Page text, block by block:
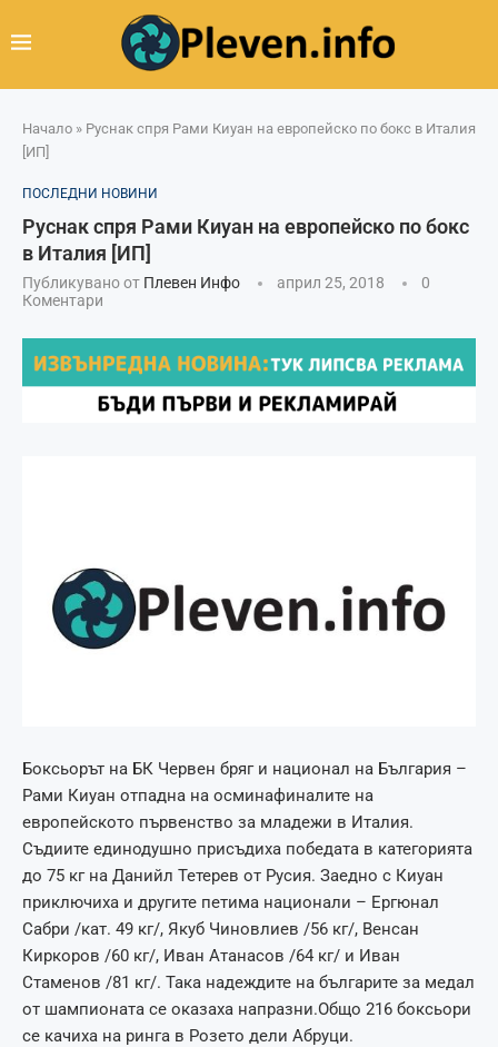
Начало » Руснак спря Рами Киуан на европейско по бокс в Италия
[ИП]
ПОСЛЕДНИ НОВИНИ
Руснак спря Рами Киуан на европейско по бокс
в Италия [ИП]
Публикувано от Плевен Инфо април 25, 2018
0
Коментари
Боксьорът на БК Червен бряг и национал на България –
Рами Киуан отпадна на осминафиналите на
европейското първенство за младежи в Италия.
Съдиите единодушно присъдиха победата в категорията
до 75 кг на Данийл Тетерев от Русия. Заедно с Киуан
приключиха и другите петима национали – Ергюнал
Сабри /кат. 49 кг/, Якуб Чиновлиев /56 кг/, Венсан
Киркоров /60 кг/, Иван Атанасов /64 кг/ и Иван
Стаменов /81 кг/. Така надеждите на българите за медал
от шампионата се оказаха напразни.Общо 216 боксьори
се качиха на ринга в Розето дели Абруци.